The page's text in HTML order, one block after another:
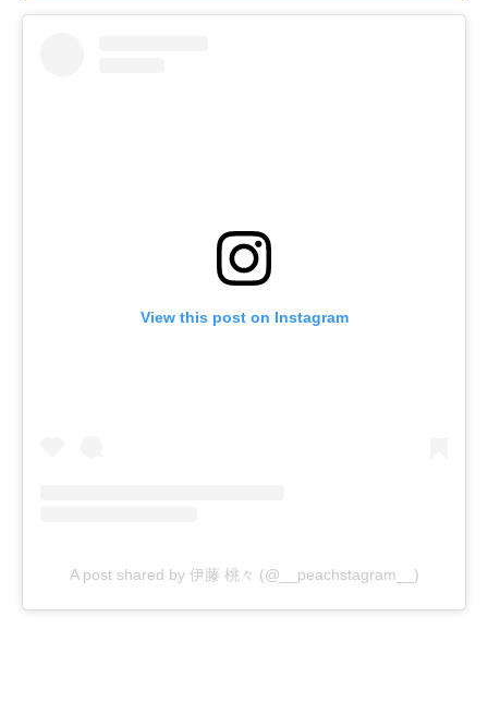
View this post on Instagram
A post shared by 伊藤 桃々 (@__peachstagram__)